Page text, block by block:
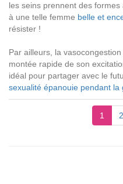
les seins prennent des
à une telle femme belle et
résister !
Par ailleurs, la vasocongestion
montée rapide de son
idéal pour partager avec le
sexualité épanouie pendant la
1 2